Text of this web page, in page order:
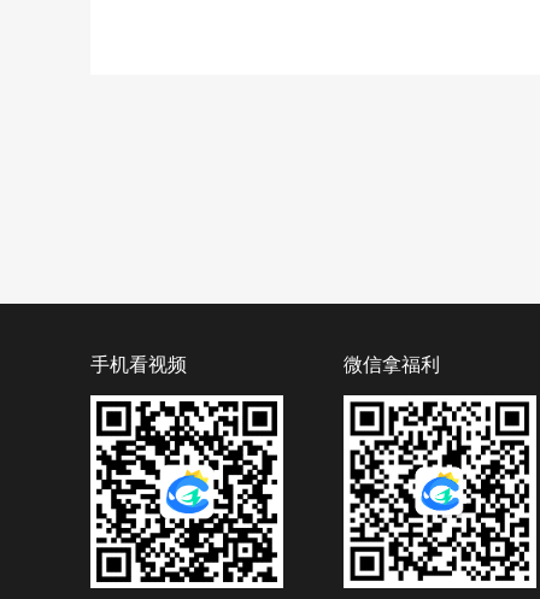
手机看视频 微信拿福利